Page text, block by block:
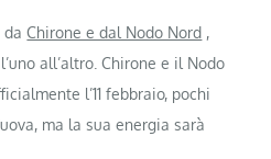
daChirone e dal Nodo Nord ,
all’altro. Chirone e il Nodo
l’11 febbraio, pochi
ma la sua energia sarà